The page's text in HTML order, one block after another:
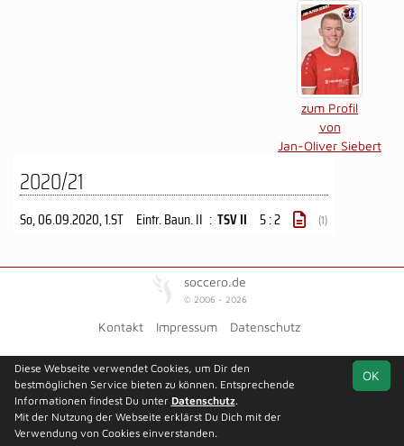
zum Profil
von
Jan-Oliver Siebert
2020/21
So, 06.09.2020, 1.ST Eintr. Baun. II : TSV II 5 : 2 (1)
soccero.de
© 2006 - 2026
Kontakt Impressum Datenschutz
OK
Diese Webseite verwendet Cookies, um Dir den
bestmöglichen Service bieten zu können. Entsprechende
Informationen findest Du unter Datenschutz.
Mit der Nutzung der Webseite erklärst Du Dich mit der
Verwendung von Cookies einverstanden.